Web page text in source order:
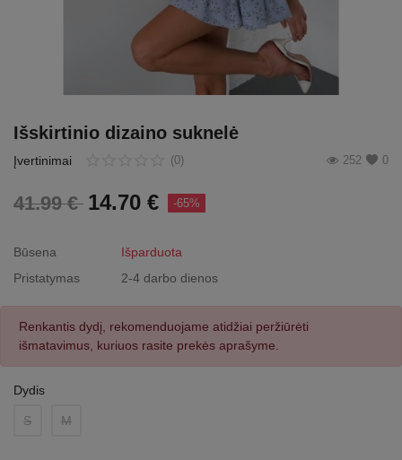
Išskirtinio dizaino suknelė
Įvertinimai (0) 0
252
41.99€ 14.70 € -65%
Būsena
Išparduota
Pristatymas
2-4 darbo dienos
Renkantis dydį, rekomenduojame atidžiai peržiūrėti
išmatavimus, kuriuos rasite prekės aprašyme.
Dydis
S M